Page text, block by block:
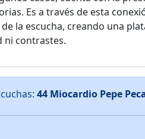
Es a través de esta
la escucha, creando una
contrastes.
44 Miocardio Pepe